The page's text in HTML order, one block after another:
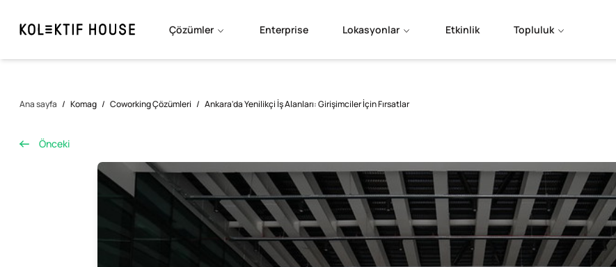
Çözümler Enterprise Lokasyonlar Etkinlik Topluluk
Ana sayfa / Komag / Coworking Çözümleri / Ankara'da Yenilikçi İş Alanları: Girişimciler İçin Fırsatlar
Önceki